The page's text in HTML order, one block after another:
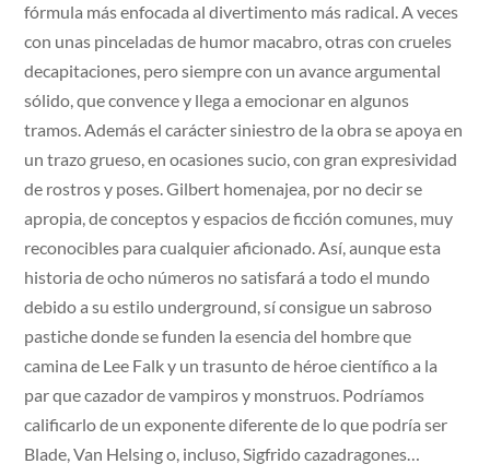
fórmula más enfocada al divertimento más radical. A veces
con unas pinceladas de humor macabro, otras con crueles
decapitaciones, pero siempre con un avance argumental
sólido, que convence y llega a emocionar en algunos
tramos. Además el carácter siniestro de la obra se apoya en
un trazo grueso, en ocasiones sucio, con gran expresividad
de rostros y poses. Gilbert homenajea, por no decir se
apropia, de conceptos y espacios de ficción comunes, muy
reconocibles para cualquier aficionado. Así, aunque esta
historia de ocho números no satisfará a todo el mundo
debido a su estilo underground, sí consigue un sabroso
pastiche donde se funden la esencia del hombre que
camina de Lee Falk y un trasunto de héroe científico a la
par que cazador de vampiros y monstruos. Podríamos
calificarlo de un exponente diferente de lo que podría ser
Blade, Van Helsing o, incluso, Sigfrido cazadragones…